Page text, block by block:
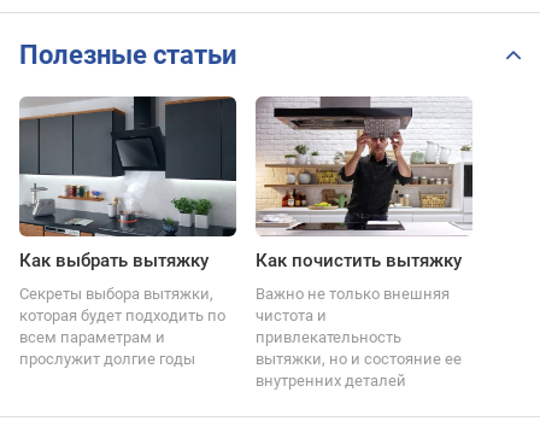
Полезные статьи
Как выбрать вытяжку
Секреты выбора вытяжки,
которая будет подходить по
всем параметрам и
прослужит долгие годы
Как почистить вытяжку
Важно не только внешняя
чистота и
привлекательность
вытяжки, но и состояние ее
внутренних деталей